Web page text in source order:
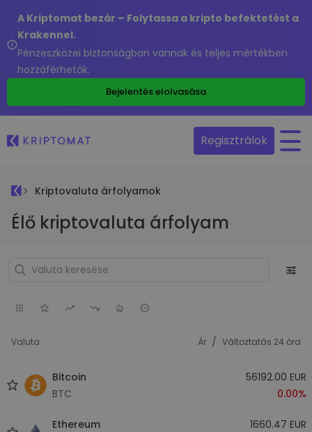
A Kriptomat bezár – Folytassa a kripto befektetést a
Krakennel.
Pénzeszközei biztonságban vannak és teljes mértékben
hozzáférhetők.
Bejelentés elolvasása
Regisztrálok
Kriptovaluta árfolyamok
Élő kriptovaluta árfolyam
Valuta Ár / Változtatás 24 óra
Bitcoin
BTC
56192.00 EUR
0.00%
Ethereum
1660.47 EUR